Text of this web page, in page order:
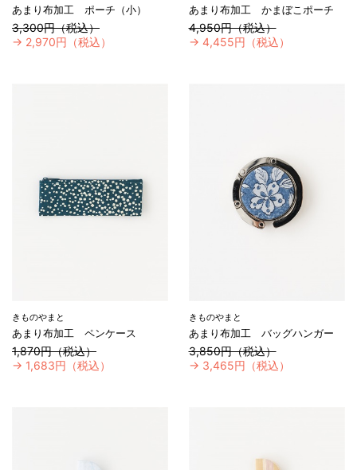
あまり布加工 ポーチ（小）
3,300円（税込）
→ 2,970円（税込）
あまり布加工 かまぼこポーチ
4,950円（税込）
→ 4,455円（税込）
きものやまと
あまり布加工 ペンケース
1,870円（税込）
→ 1,683円（税込）
きものやまと
あまり布加工 バッグハンガー
3,850円（税込）
→ 3,465円（税込）